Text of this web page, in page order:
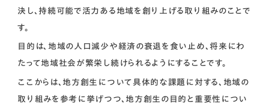
決し、持続可能で活力ある地域を創り上げる取り組みのことで
す。
目的は、地域の人口減少や経済の衰退を食い止め、将来にわ
たって地域社会が繁栄し続けられるようにすることです。
ここからは、地方創生について具体的な課題に対する、地域の
取り組みを参考に挙げつつ、地方創生の目的と重要性につい